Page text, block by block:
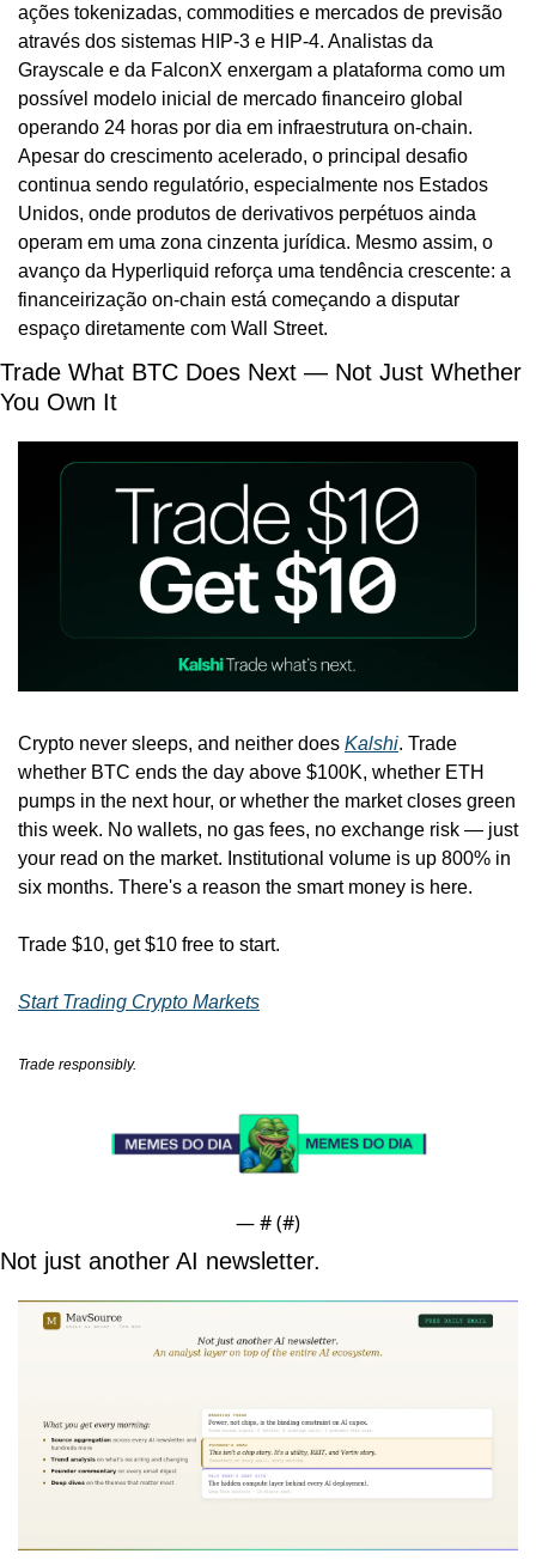
ações tokenizadas, commodities e mercados de previsão
através dos sistemas HIP-3 e HIP-4. Analistas da
Grayscale e da FalconX enxergam a plataforma como um
possível modelo inicial de mercado financeiro global
operando 24 horas por dia em infraestrutura on-chain.
Apesar do crescimento acelerado, o principal desafio
continua sendo regulatório, especialmente nos Estados
Unidos, onde produtos de derivativos perpétuos ainda
operam em uma zona cinzenta jurídica. Mesmo assim, o
avanço da Hyperliquid reforça uma tendência crescente: a
financeirização on-chain está começando a disputar
espaço diretamente com Wall Street.
Trade What BTC Does Next — Not Just Whether
You Own It
Crypto never sleeps, and neither does Kalshi. Trade
whether BTC ends the day above $100K, whether ETH
pumps in the next hour, or whether the market closes green
this week. No wallets, no gas fees, no exchange risk — just
your read on the market. Institutional volume is up 800% in
six months. There's a reason the smart money is here.
Trade $10, get $10 free to start.
Start Trading Crypto Markets
Trade responsibly.
— # (#)
Not just another AI newsletter.